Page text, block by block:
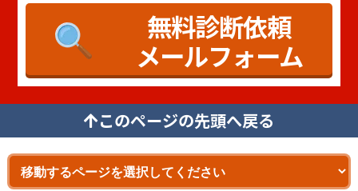
無料診断依頼
メールフォーム
このページの先頭へ戻る